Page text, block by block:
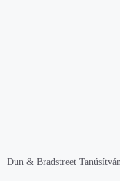
Dun & Bradstreet